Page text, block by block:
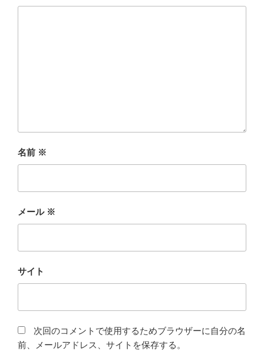
名前 ※
メール ※
サイト
次回のコメントで使用するためブラウザーに自分の名
前、メールアドレス、サイトを保存する。